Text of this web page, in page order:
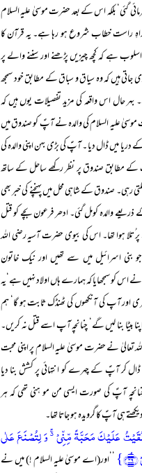
گئی‘ بلکہ اس کے بعد حضرت موسیٰ علیہ السلام
راست خطاب شروع ہو رہا ہے۔ یہ قرآن کا
ہے کہ کچھ چیزیں پڑھنے اور سننے والے پر
جاتی ہیں کہ وہ سیاق و سباق کے مطابق خود سمجھ
حال اس واقعہ کی مزید تفصیلات یوں ہیں کہ
علیہ السلام کی والدہ نے آپؑ کو صندوق میں
دریا میں ڈال دیا ۔ آپؑ کی بڑی بہن اپنی والدہ کی
کے مطابق صندوق پر نظر رکھے ساحل کے ساتھ
رہی۔ صندوق کے شاہی محل میں پہنچنے کی خبر بھی
ذریعے والدہ کومل گئی۔ ادھر فرعون بچے کو قتل
ُتلا ہوا تھا۔ اس کی بیوی حضرت آسیہ رضی اللہ
بنی اسرائیل میں سے تھیں اور نیک خاتون
اس کو سمجھایا کہ ہمارے ہاں اولاد نہیں ہے‘یہ
اور آپ کی آنکھوں کی ٹھنڈک ثابت ہو گا‘ ہم
بیٹا بنا لیں گے‘ چنانچہ آپ اسے قتل نہ کریں۔
تعالیٰ نے حضرت موسیٰ علیہ السلام پر اپنی محبت
ڈال کر آپؑ کے چہرے کو انتہائی پر کشش بنا دیا
آپؑ کی صورت ایسی من مو ہنی تھی کہ ہر
ہی آپؑ کا گرویدہ ہو جاتا تھا۔
عَلَیۡکَ مَحَبَّۃً مِّنِّیۡ ۬ۚ وَ لِتُصۡنَعَ عَلٰی
’’اور(اے موسیٰ علیہ السلام !) میں نے